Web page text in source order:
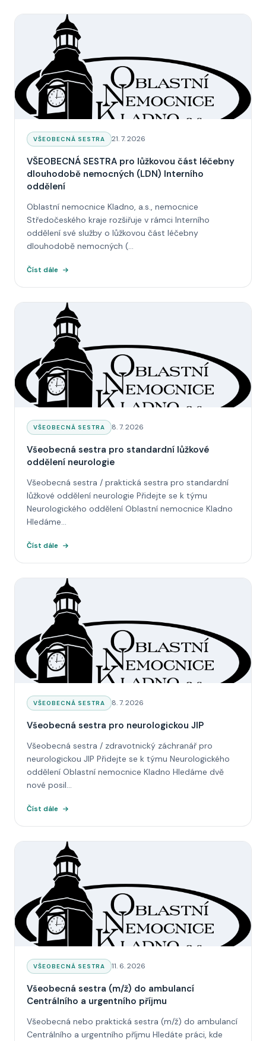
KATEGORIE:
VŠEOBECNÁ SESTRA Datum:
21. 7. 2026
VŠEOBECNÁ SESTRA pro lůžkovou část léčebny
dlouhodobě nemocných (LDN) Interního
oddělení
Oblastní nemocnice Kladno, a.s., nemocnice
Středočeského kraje rozšiřuje v rámci Interního
oddělení své služby o lůžkovou část léčebny
dlouhodobě nemocných (...
Číst dále
KATEGORIE:
VŠEOBECNÁ SESTRA Datum:
8. 7. 2026
Všeobecná sestra pro standardní lůžkové
oddělení neurologie
Všeobecná sestra / praktická sestra pro standardní
lůžkové oddělení neurologie Přidejte se k týmu
Neurologického oddělení Oblastní nemocnice Kladno
Hledáme...
Číst dále
KATEGORIE:
VŠEOBECNÁ SESTRA Datum:
8. 7. 2026
Všeobecná sestra pro neurologickou JIP
Všeobecná sestra / zdravotnický záchranář pro
neurologickou JIP Přidejte se k týmu Neurologického
oddělení Oblastní nemocnice Kladno Hledáme dvě
nové posil...
Číst dále
KATEGORIE:
VŠEOBECNÁ SESTRA Datum:
11. 6. 2026
Všeobecná sestra (m/ž) do ambulancí
Centrálního a urgentního příjmu
Všeobecná nebo praktická sestra (m/ž) do ambulancí
Centrálního a urgentního příjmu Hledáte práci, kde